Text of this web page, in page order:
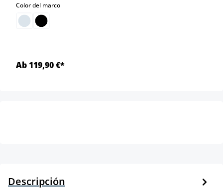
Color del marcoselect
Ab 119,90 €*
Descripción